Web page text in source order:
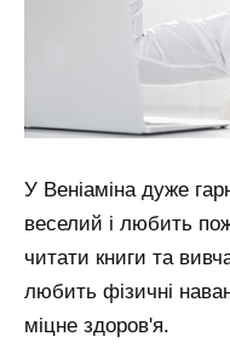
У Веніаміна дуже
веселий і любить
читати книги та
любить фізичні
міцне здоров'я.